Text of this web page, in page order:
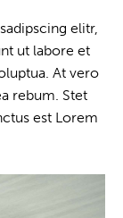
elitr,
ut labore et
At vero
rebum. Stet
est Lorem